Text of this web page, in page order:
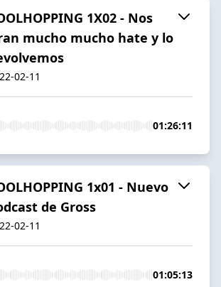
1X02 - Nos
mucho mucho hate y lo
02-11
01:26:11
1x01 - Nuevo
de Gross
02-11
01:05:13